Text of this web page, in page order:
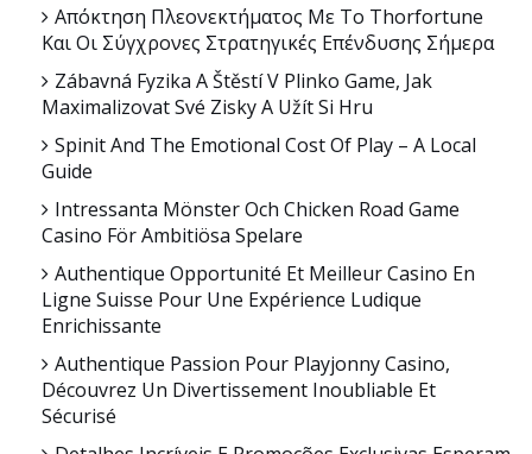
Απόκτηση Πλεονεκτήματος Με Το Thorfortune
Και Οι Σύγχρονες Στρατηγικές Επένδυσης Σήμερα
Zábavná Fyzika A Štěstí V Plinko Game, Jak
Maximalizovat Své Zisky A Užít Si Hru
Spinit And The Emotional Cost Of Play – A Local
Guide
Intressanta Mönster Och Chicken Road Game
Casino För Ambitiösa Spelare
Authentique Opportunité Et Meilleur Casino En
Ligne Suisse Pour Une Expérience Ludique
Enrichissante
Authentique Passion Pour Playjonny Casino,
Découvrez Un Divertissement Inoubliable Et
Sécurisé